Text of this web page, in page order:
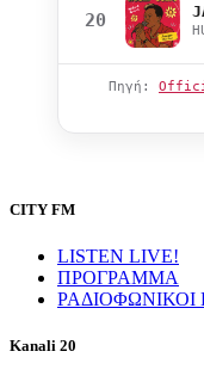
20
Πηγή:
CITY FM
LISTEN LIVE!
ΠΡΟΓΡΑΜΜΑ
ΡΑΔΙΟΦΩΝΙΚΟΙ
Kanali 20